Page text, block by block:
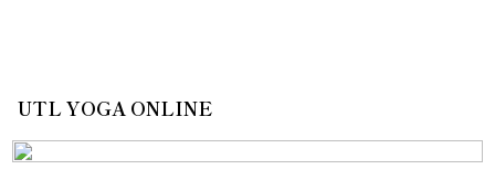
UTL YOGA ONLINE